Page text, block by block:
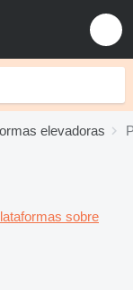
elevadoras
sobre